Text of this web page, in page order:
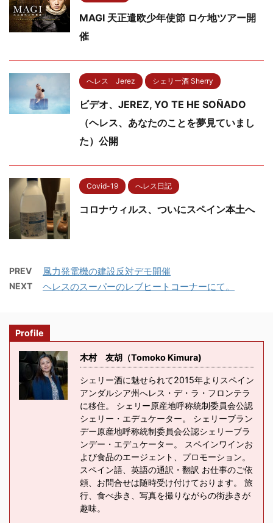
MAGI 天正遣欧少年使節 ロケ地ツアー開
催
へレス Jerez シェリー酒 Sherry
ビデオ、JEREZ, YO TE HE SOÑADO
（ヘレス、あなたのことを夢見ていまし
た）公開
Covid-19 へレス日記
コロナウィルス、ついにスペイン本土へ
PREV 風力発電機の建設反対デモ開催
NEXT ヘレスのスーパーのレブヒートコーナーにて。
Profile
木村 友胡（Tomoko Kimura)
シェリー酒に魅せられて2015年よりスペイン
アンダルシア州へレス・デ・ラ・フロンテラ
に移住。 シェリー原産地呼称統制委員会公認
シェリー・エデュケーター。 シェリーブラン
デー原産地呼称統制委員会公認シェリーブラ
ンデー・エデュケーター。 スペインワインお
よび食品のエージェント、プロモーション。
スペイン語、英語の通訳・翻訳 お仕事のご依
頼、お問合せは随時受け付けております。 旅
行、食べ歩き、写真を撮りながらの街歩きが
趣味。